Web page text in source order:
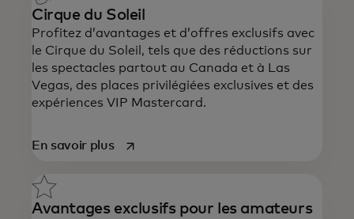
Cirque du Soleil
Profitez d’avantages et d’offres exclusifs avec
le Cirque du Soleil, tels que des réductions sur
les spectacles partout au Canada et à Las
Vegas, des places privilégiées exclusives et des
expériences VIP Mastercard.
En savoir pluss’ouvre dans un nouvel onglet
Avantages exclusifs pour les amateurs